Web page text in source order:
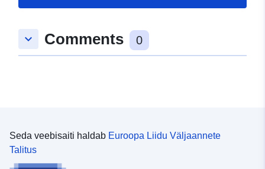
keyboard_arrow_down Comments 0
Seda veebisaiti haldab Euroopa Liidu Väljaannete
Talitus